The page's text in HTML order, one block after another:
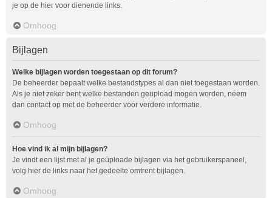
je op de hier voor dienende links.
Omhoog
Bijlagen
Welke bijlagen worden toegestaan op dit forum?
De beheerder bepaalt welke bestandstypes al dan niet toegestaan worden.
Als je niet zeker bent welke bestanden geüpload mogen worden, neem
dan contact op met de beheerder voor verdere informatie.
Omhoog
Hoe vind ik al mijn bijlagen?
Je vindt een lijst met al je geüploade bijlagen via het gebruikerspaneel,
volg hier de links naar het gedeelte omtrent bijlagen.
Omhoog